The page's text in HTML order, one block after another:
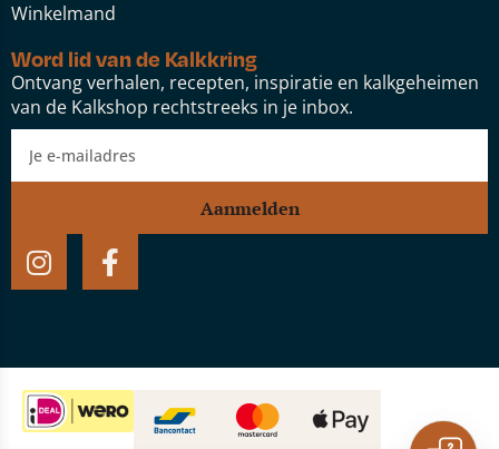
Winkelmand
Word lid van de Kalkkring
Ontvang verhalen, recepten, inspiratie en kalkgeheimen
van de Kalkshop rechtstreeks in je inbox.
Aanmelden